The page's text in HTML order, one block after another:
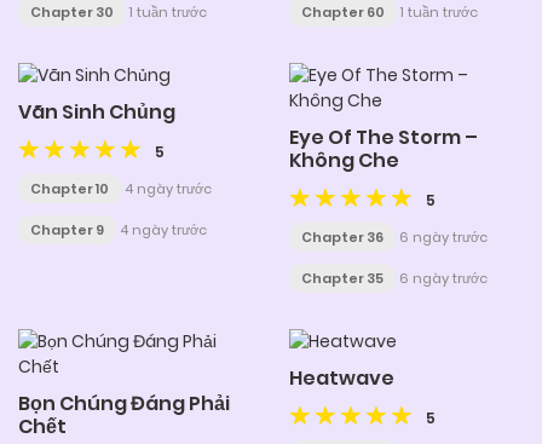
Chapter 30 1 tuần trước Chapter 60 1 tuần trước
Vãn Sinh Chủng
5
Chapter 10 4 ngày trước
Chapter 9 4 ngày trước
Eye Of The Storm –
Không Che
5
Chapter 36 6 ngày trước
Chapter 35 6 ngày trước
Bọn Chúng Đáng Phải
Chết
Heatwave
5